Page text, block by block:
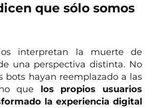
que sólo somos
interpretan la muerte de
una perspectiva distinta. No
bots hayan reemplazado a las
que los propios usuarios
la experiencia digital